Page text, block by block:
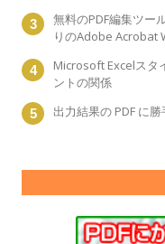
無料のPDF編集ツー
りのAdobe Acrobat
Microsoft Excelスタ
ントの関係
出力結果の PDF に